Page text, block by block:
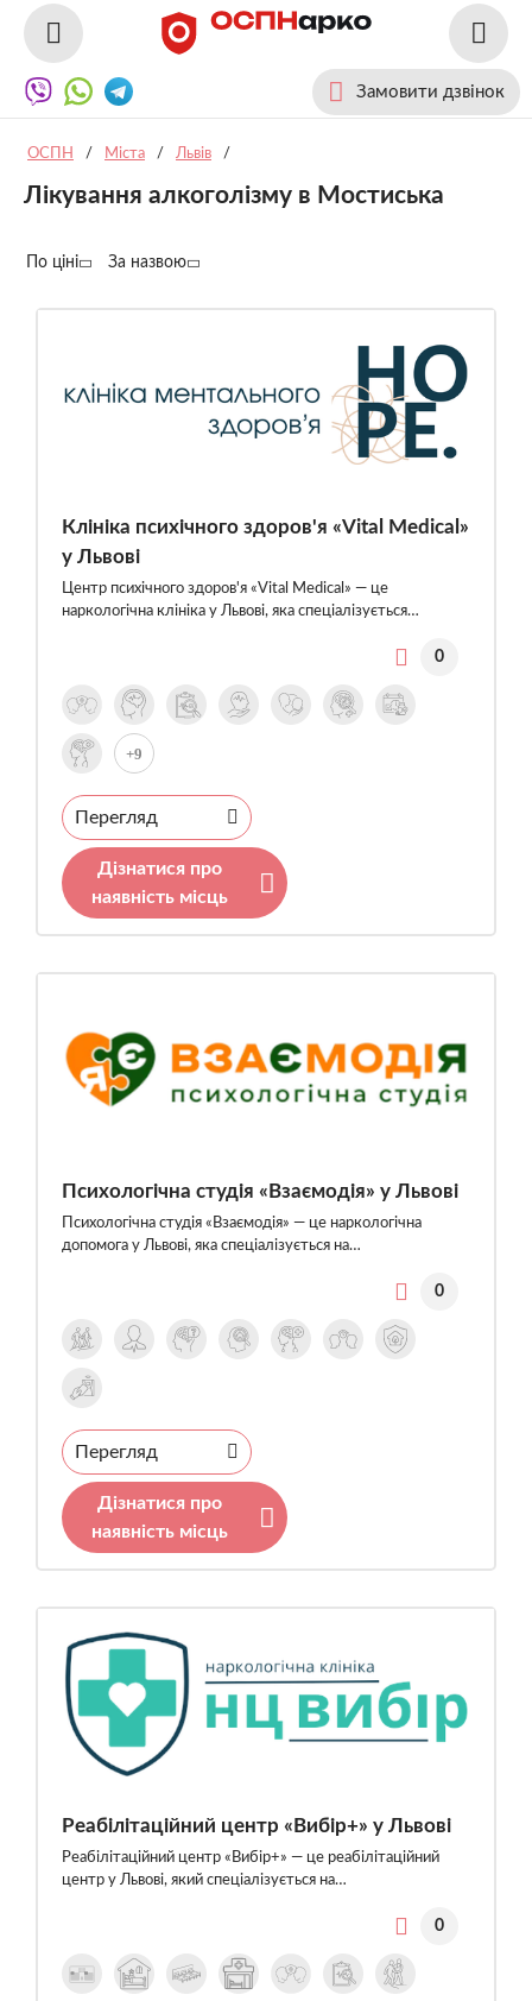
Замовити дзвінок
ОСПН / Міста / Львів /
Лікування алкоголізму в Мостиська
По ціні За назвою
Клініка психічного здоров'я «Vital Medical»
у Львові
Центр психічного здоров'я «Vital Medical» — це
наркологічна клініка у Львові, яка спеціалізується…
0
+9
Перегляд
Дізнатися про
наявність місць
Психологічна студія «Взаємодія» у Львові
Психологічна студія «Взаємодія» — це наркологічна
допомога у Львові, яка спеціалізується на…
0
Перегляд
Дізнатися про
наявність місць
Реабілітаційний центр «Вибір+» у Львові
Реабілітаційний центр «Вибір+» — це реабілітаційний
центр у Львові, який спеціалізується на…
0